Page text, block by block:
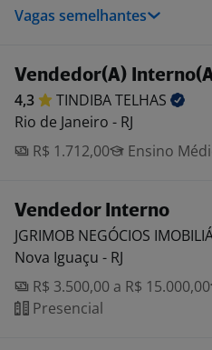
Vagas semelhantes
Vendedor(A)
4,3 TINDIBATELHAS
Rio de Janeiro - RJ
R$ 1.712,00
Ensino
Vendedor Interno
JGRIMOB NEGÓCIOS
Nova Iguaçu - RJ
R$ 3.500,00 a R$ 15.000,00
Presencial